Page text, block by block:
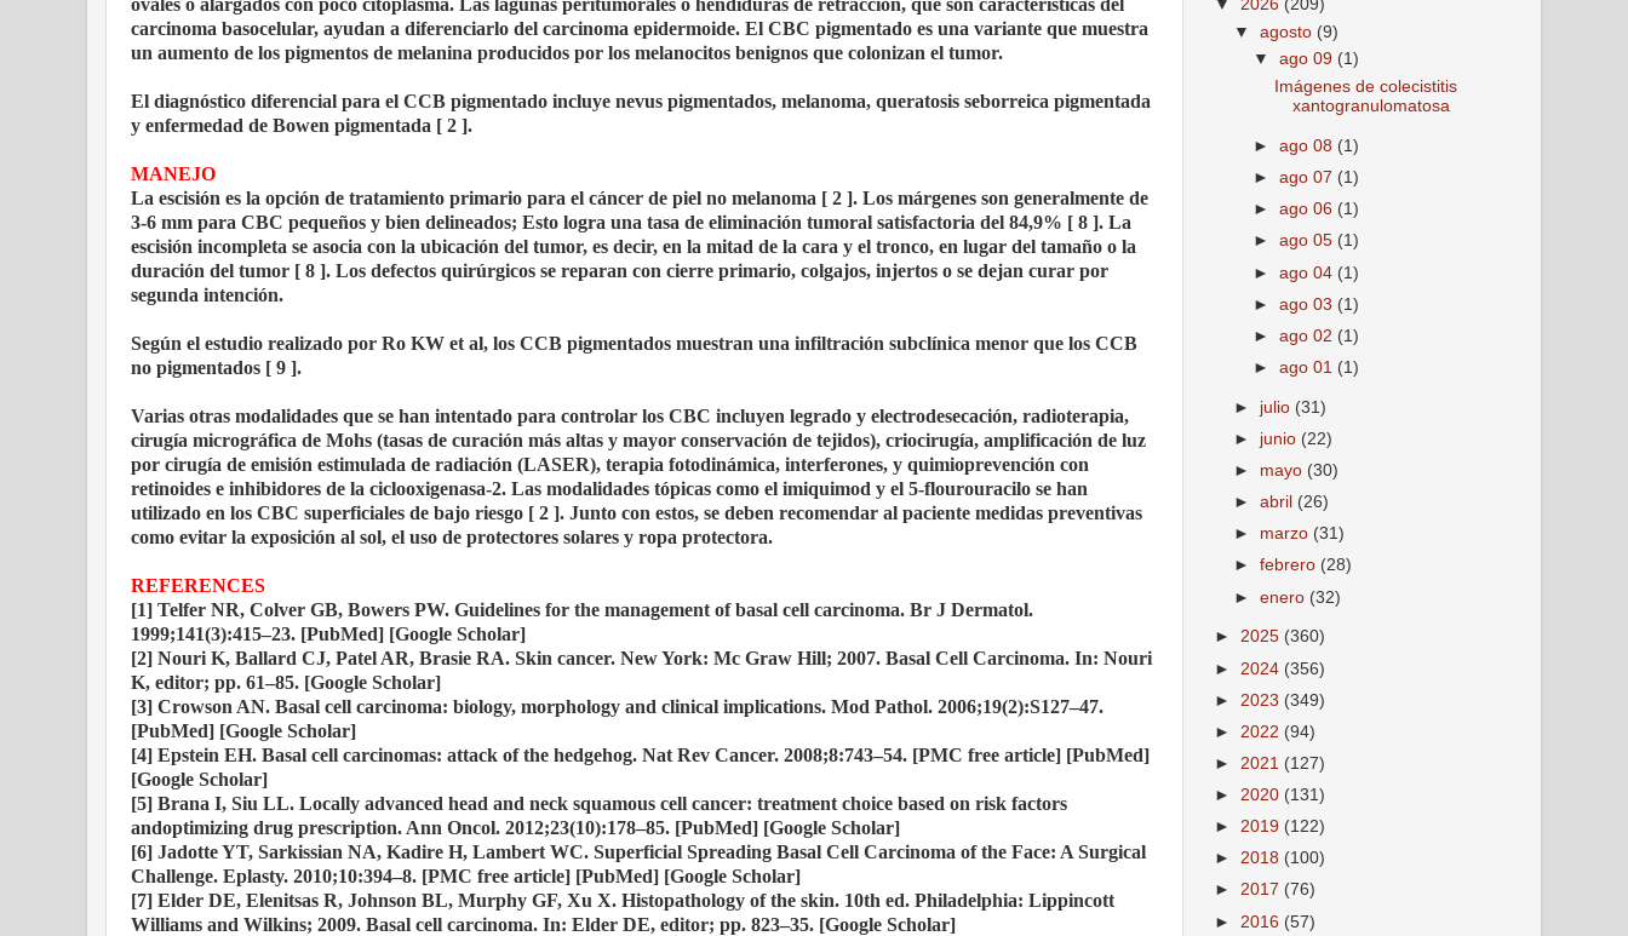
ovales o alargados con poco citoplasma. Las lagunas peritumorales o hendiduras de retracción, que son características del
carcinoma basocelular, ayudan a diferenciarlo del carcinoma epidermoide. El CBC pigmentado es una variante que muestra
un aumento de los pigmentos de melanina producidos por los melanocitos benignos que colonizan el tumor.
El diagnóstico diferencial para el CCB pigmentado incluye nevus pigmentados, melanoma, queratosis seborreica pigmentada
y enfermedad de Bowen pigmentada [ 2 ].
MANEJO
La escisión es la opción de tratamiento primario para el cáncer de piel no melanoma [ 2 ]. Los márgenes son generalmente de
3-6 mm para CBC pequeños y bien delineados; Esto logra una tasa de eliminación tumoral satisfactoria del 84,9% [ 8 ]. La
escisión incompleta se asocia con la ubicación del tumor, es decir, en la mitad de la cara y el tronco, en lugar del tamaño o la
duración del tumor [ 8 ]. Los defectos quirúrgicos se reparan con cierre primario, colgajos, injertos o se dejan curar por
segunda intención.
Según el estudio realizado por Ro KW et al, los CCB pigmentados muestran una infiltración subclínica menor que los CCB
no pigmentados [ 9 ].
Varias otras modalidades que se han intentado para controlar los CBC incluyen legrado y electrodesecación, radioterapia,
cirugía micrográfica de Mohs (tasas de curación más altas y mayor conservación de tejidos), criocirugía, amplificación de luz
por cirugía de emisión estimulada de radiación (LASER), terapia fotodinámica, interferones, y quimioprevención con
retinoides e inhibidores de la ciclooxigenasa-2. Las modalidades tópicas como el imiquimod y el 5-flourouracilo se han
utilizado en los CBC superficiales de bajo riesgo [ 2 ]. Junto con estos, se deben recomendar al paciente medidas preventivas
como evitar la exposición al sol, el uso de protectores solares y ropa protectora.
REFERENCES
[1] Telfer NR, Colver GB, Bowers PW. Guidelines for the management of basal cell carcinoma. Br J Dermatol.
1999;141(3):415–23. [PubMed] [Google Scholar]
[2] Nouri K, Ballard CJ, Patel AR, Brasie RA. Skin cancer. New York: Mc Graw Hill; 2007. Basal Cell Carcinoma. In: Nouri
K, editor; pp. 61–85. [Google Scholar]
[3] Crowson AN. Basal cell carcinoma: biology, morphology and clinical implications. Mod Pathol. 2006;19(2):S127–47.
[PubMed] [Google Scholar]
[4] Epstein EH. Basal cell carcinomas: attack of the hedgehog. Nat Rev Cancer. 2008;8:743–54. [PMC free article] [PubMed]
[Google Scholar]
[5] Brana I, Siu LL. Locally advanced head and neck squamous cell cancer: treatment choice based on risk factors
andoptimizing drug prescription. Ann Oncol. 2012;23(10):178–85. [PubMed] [Google Scholar]
[6] Jadotte YT, Sarkissian NA, Kadire H, Lambert WC. Superficial Spreading Basal Cell Carcinoma of the Face: A Surgical
Challenge. Eplasty. 2010;10:394–8. [PMC free article] [PubMed] [Google Scholar]
[7] Elder DE, Elenitsas R, Johnson BL, Murphy GF, Xu X. Histopathology of the skin. 10th ed. Philadelphia: Lippincott
Williams and Wilkins; 2009. Basal cell carcinoma. In: Elder DE, editor; pp. 823–35. [Google Scholar]
▼ 2026 (209)
▼agosto (9)
▼ago 09 (1)
Imágenes de colecistitis
xantogranulomatosa
►ago 08 (1)
►ago 07 (1)
►ago 06 (1)
►ago 05 (1)
►ago 04 (1)
►ago 03 (1)
►ago 02 (1)
►ago 01 (1)
► julio (31)
► junio (22)
► mayo (30)
►abril (26)
► marzo (31)
►febrero (28)
►enero (32)
► 2025 (360)
► 2024 (356)
► 2023 (349)
► 2022 (94)
► 2021 (127)
► 2020 (131)
► 2019 (122)
► 2018 (100)
► 2017 (76)
► 2016 (57)